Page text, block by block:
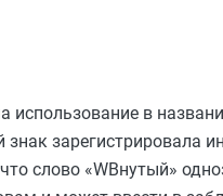
использование в
слово «WBнутый»